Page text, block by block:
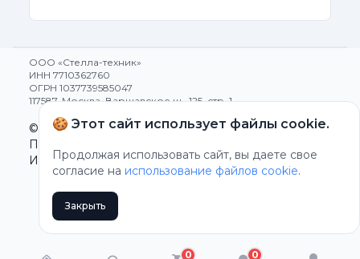
ООО «Стелла-техник»
ИНН 7710362760
ОГРН 1037739585047
117587, Москва, Варшавское ш., 125, стр. 1
© 1991-2025 Все права защищены
Политика конфиденциальности
Использование cookie
0 0
🍪 Этот сайт использует файлы cookie.
Продолжая использовать сайт, вы даете свое
согласие на использование файлов cookie.
Закрыть